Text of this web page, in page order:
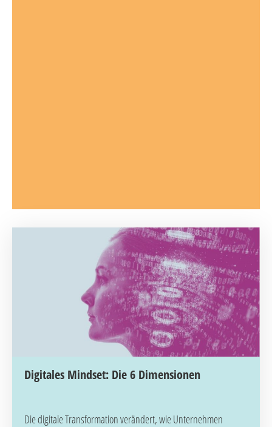
Digitales Mindset: Die 6 Dimensionen
Die digitale Transformation verändert, wie Unternehmen